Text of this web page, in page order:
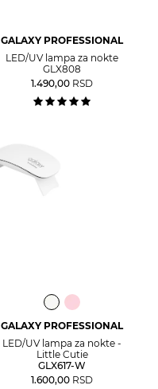
GALAXY PROFESSIONAL
LED/UV lampa za nokte
GLX808
1.490,00 RSD
GALAXY PROFESSIONAL
LED/UV lampa za nokte -
Little Cutie
GLX617-W
1.600,00 RSD